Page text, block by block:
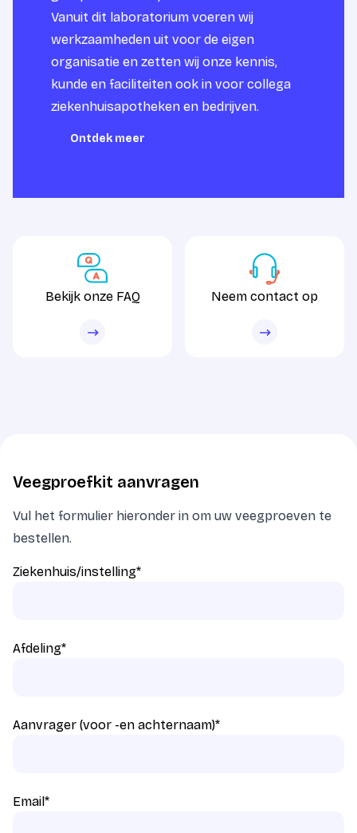
Vanuit dit laboratorium voeren wij
werkzaamheden uit voor de eigen
organisatie en zetten wij onze kennis,
kunde en faciliteiten ook in voor collega
ziekenhuisapotheken en bedrijven.
Ontdek meer
Bekijk onze FAQ Neem contact op
Veegproefkit aanvragen
Vul het formulier hieronder in om uw veegproeven te
bestellen.
Ziekenhuis/instelling*
Afdeling*
Aanvrager (voor -en achternaam)*
Email*